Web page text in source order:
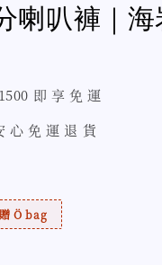
喇叭褲｜海
即 享 免 運
心 免 運 退 貨
Ö bag